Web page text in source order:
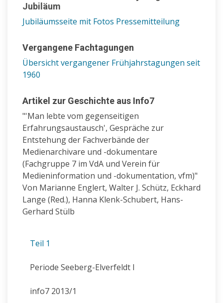
Jubiläum
Jubiläumsseite mit Fotos Pressemitteilung
Vergangene Fachtagungen
Übersicht vergangener Frühjahrstagungen seit
1960
Artikel zur Geschichte aus Info7
"'Man lebte vom gegenseitigen
Erfahrungsaustausch', Gespräche zur
Entstehung der Fachverbände der
Medienarchivare und -dokumentare
(Fachgruppe 7 im VdA und Verein für
Medieninformation und -dokumentation, vfm)"
Von Marianne Englert, Walter J. Schütz, Eckhard
Lange (Red.), Hanna Klenk-Schubert, Hans-
Gerhard Stülb
Teil 1
Periode Seeberg-Elverfeldt I
info7 2013/1